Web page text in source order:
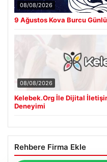
08/08/2026
9 Ağustos Kova Burcu
08/08/2026
Kelebek.Org İle Dijital
Deneyimi
Rehbere Firma Ekle